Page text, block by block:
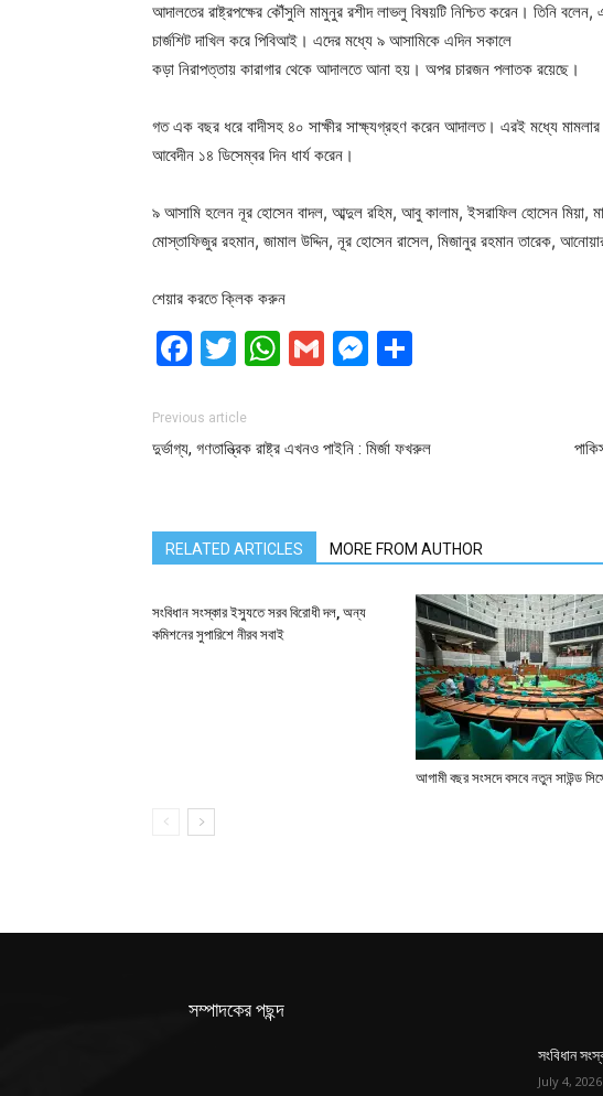
আদালতের রাষ্ট্রপক্ষের কৌঁসুলি মামুনুর রশীদ লাভলু বিষয়টি নিশ্চিত করেন। তিনি
চার্জশিট দাখিল করে পিবিআই। এদের মধ্যে ৯ আসামিকে এদিন সকালে
কড়া নিরাপত্তায় কারাগার থেকে আদালতে আনা হয়। অপর চারজন পলাতক রয়েছে।
গত এক বছর ধরে বাদীসহ ৪০ সাক্ষীর সাক্ষ্যগ্রহণ করেন আদালত। এরই মধ্যে
আবেদীন ১৪ ডিসেম্বর দিন ধার্য করেন।
৯ আসামি হলেন নূর হোসেন বাদল, আব্দুল রহিম, আবু কালাম, ইসরাফিল হোসেন মিয়া,
মোস্তাফিজুর রহমান, জামাল উদ্দিন, নূর হোসেন রাসেল, মিজানুর রহমান তারেক,
শেয়ার করতে ক্লিক করুন
Facebook
Twitter
WhatsApp
GmailMessenger
Previous article
দুর্ভাগ্য, গণতান্ত্রিক রাষ্ট্র এখনও পাইনি : মির্জা ফখরুল
RELATED ARTICLES MORE FROM AUTHOR
সংবিধান সংস্কার ইস্যুতে সরব বিরোধী দল, অন্য
কমিশনের সুপারিশে নীরব সবাই
আগামী বছর সংসদে বসবে নতুন সাউন্ড
সম্পাদকের পছন্দ
সংবিধান
July 4, 2026